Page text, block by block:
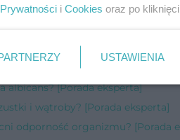
[Porada eksperta]
gdy ma się celiakię? [Porada
Crohna? [Porada eksperta]
[Porada eksperta]
albicans? [Porada eksperta]
i wątroby? [Porada eksperta]
odporność organizmu? [Porada
Prywatności i Cookies oraz po
USTAWIENIA